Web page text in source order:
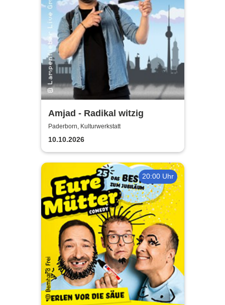
Amjad - Radikal witzig
Paderborn, Kulturwerkstatt
10.10.2026
20:00 Uhr